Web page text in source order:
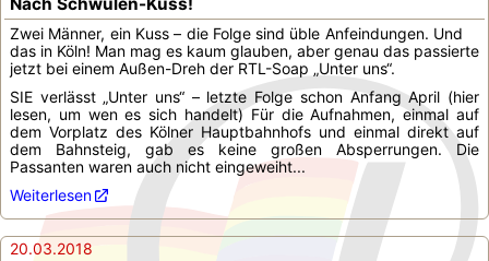
Zwei Männer, ein Kuss – die Folge sind üble Anfeindungen. Und
das in Köln! Man mag es kaum glauben, aber genau das passierte
jetzt bei einem Außen-Dreh der RTL-Soap „Unter uns“.
SIE verlässt „Unter uns“ – letzte Folge schon Anfang April (hier
lesen, um wen es sich handelt) Für die Aufnahmen, einmal auf
dem Vorplatz des Kölner Hauptbahnhofs und einmal direkt auf
dem Bahnsteig, gab es keine großen Absperrungen. Die
Passanten waren auch nicht eingeweiht...
Weiterlesen
20.03.2018